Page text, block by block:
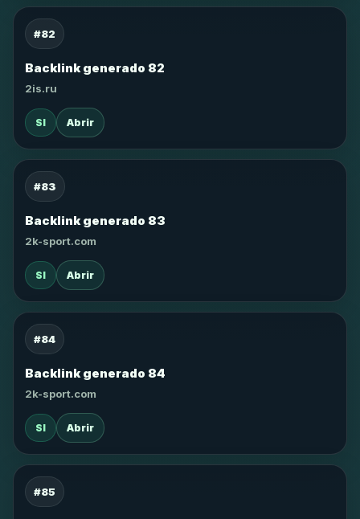
#82
Backlink generado 82
2is.ru
SI Abrir
#83
Backlink generado 83
2k-sport.com
SI Abrir
#84
Backlink generado 84
2k-sport.com
SI Abrir
#85